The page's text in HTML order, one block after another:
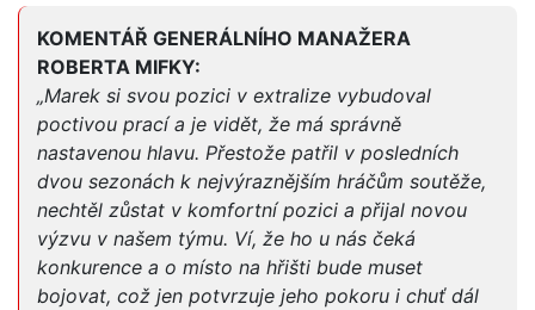
KOMENTÁŘ GENERÁLNÍHO MANAŽERA
ROBERTA MIFKY:
„Marek si svou pozici v extralize vybudoval
poctivou prací a je vidět, že má správně
nastavenou hlavu. Přestože patřil v posledních
dvou sezonách k nejvýraznějším hráčům soutěže,
nechtěl zůstat v komfortní pozici a přijal novou
výzvu v našem týmu. Ví, že ho u nás čeká
konkurence a o místo na hřišti bude muset
bojovat, což jen potvrzuje jeho pokoru i chuť dál